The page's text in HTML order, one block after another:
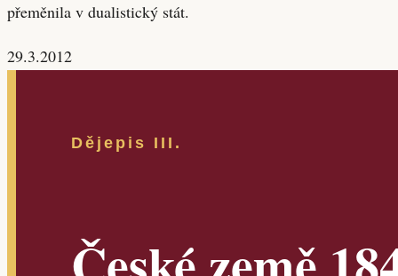
přeměnila v dualistický stát.
29.3.2012